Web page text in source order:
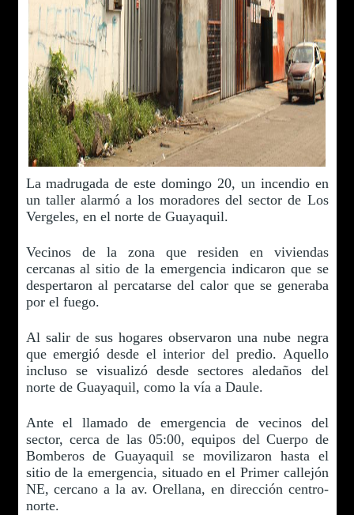
La madrugada de este domingo 20, un incendio en
un taller alarmó a los moradores del sector de Los
Vergeles, en el norte de Guayaquil.
Vecinos de la zona que residen en viviendas
cercanas al sitio de la emergencia indicaron que se
despertaron al percatarse del calor que se generaba
por el fuego.
Al salir de sus hogares observaron una nube negra
que emergió desde el interior del predio. Aquello
incluso se visualizó desde sectores aledaños del
norte de Guayaquil, como la vía a Daule.
Ante el llamado de emergencia de vecinos del
sector, cerca de las 05:00, equipos del Cuerpo de
Bomberos de Guayaquil se movilizaron hasta el
sitio de la emergencia, situado en el Primer callejón
NE, cercano a la av. Orellana, en dirección centro-
norte.